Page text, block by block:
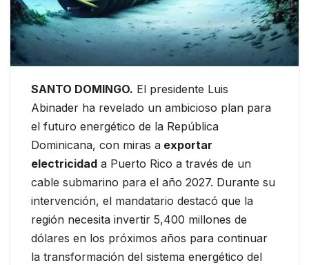
SANTO DOMINGO. El presidente Luis
Abinader ha revelado un ambicioso plan para
el futuro energético de la República
Dominicana, con miras a exportar
electricidad a Puerto Rico a través de un
cable submarino para el año 2027. Durante su
intervención, el mandatario destacó que la
región necesita invertir 5,400 millones de
dólares en los próximos años para continuar
la transformación del sistema energético del